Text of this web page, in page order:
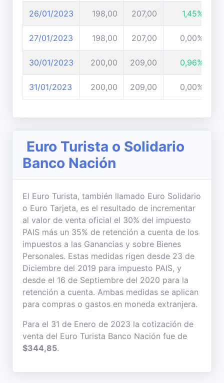
26/01/2023 198,00 207,00 1,45%
27/01/2023 198,00 207,00 0,00%
30/01/2023 200,00 209,00 0,96%
31/01/2023 200,00 209,00 0,00%
Euro Turista o Solidario
Banco Nación
El Euro Turista, también llamado Euro Solidario
o Euro Tarjeta, es el resultado de incrementar
al valor de venta oficial el 30% del impuesto
PAIS más un 35% de retención a cuenta de los
impuestos a las Ganancias y sobre Bienes
Personales. Estas medidas rigen desde 23 de
Diciembre del 2019 para impuesto PAIS, y
desde el 16 de Septiembre del 2020 para la
retención a cuenta. Ambas medidas se aplican
para compras o gastos en moneda extranjera.
Para el 31 de Enero de 2023 la cotización de
venta del Euro Turista Banco Nación fue de
$344,85.